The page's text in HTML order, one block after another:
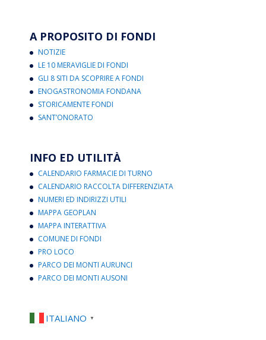
A PROPOSITO DI FONDI
NOTIZIE
LE 10 MERAVIGLIE DI FONDI
GLI 8 SITI DA SCOPRIRE A FONDI
ENOGASTRONOMIA FONDANA
STORICAMENTE FONDI
SANT’ONORATO
INFO ED UTILITÀ
CALENDARIO FARMACIE DI TURNO
CALENDARIO RACCOLTA DIFFERENZIATA
NUMERI ED INDIRIZZI UTILI
MAPPA GEOPLAN
MAPPA INTERATTIVA
COMUNE DI FONDI
PRO LOCO
PARCO DEI MONTI AURUNCI
PARCO DEI MONTI AUSONI
ITALIANO ▼